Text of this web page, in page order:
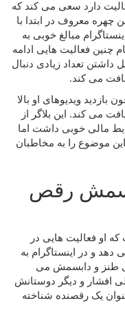
دارد سعی می کند که
چهره معروف در ابتدا با
مبالغ خوبی به
چنین فعالیت هایی ادامه
داشتن تعداد زیادی دنبال
می کند.
بازدید ویدیوهای او بالا
می کند. این بلاگر از
مالی خوبی داشت اما
موضوع را به مخاطبان
رقص
او فعالیت‌ هایی در
و در اینستاگرام به
طنز و دابسمش می
افشار و دیگر دوستانش
یک رقصنده شناخته